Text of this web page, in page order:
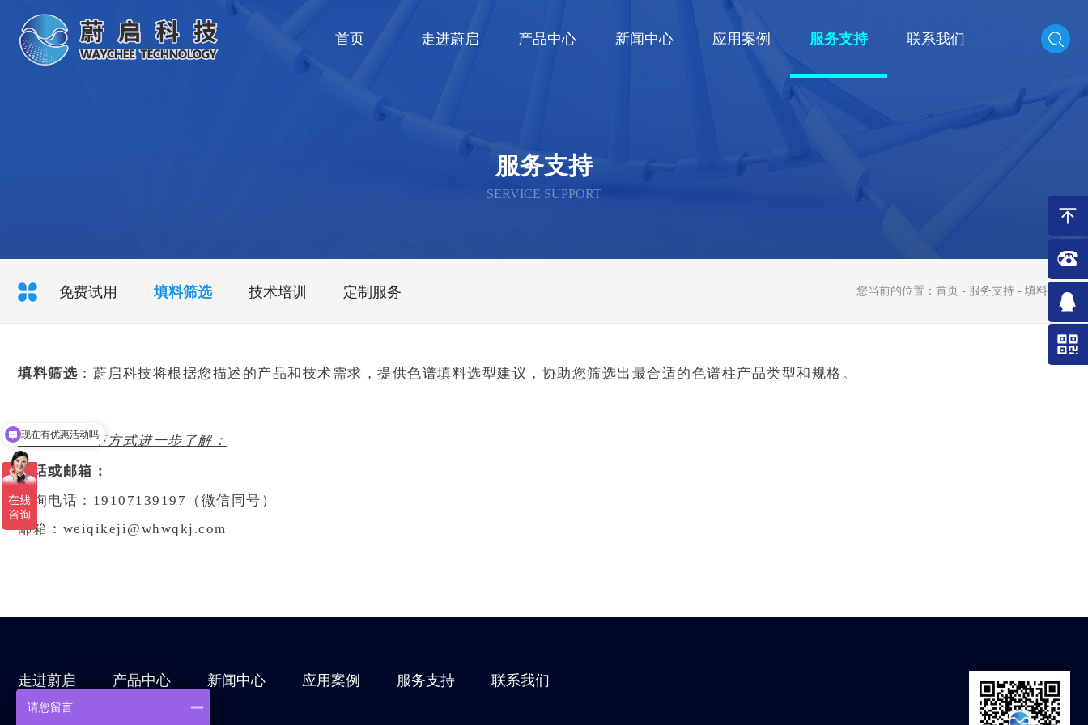
首页 走进蔚启 产品中心 新闻中心 应用案例 服务支持 联系我们
服务支持
SERVICE SUPPORT
免费试用 填料筛选 技术培训 定制服务 您当前的位置： 首页 - 服务支持 - 填料筛选
填料筛选 ：蔚启科技将根据您描述的产品和技术需求，提供色谱填料选型建议，协助您筛选出最合适的色谱柱产品类型和规格。
您可通过以下方式进一步了解：
电话或邮箱：
咨询电话：19107139197（微信同号）
邮箱：weiqikeji@whwqkj.com
走进蔚启 产品中心 新闻中心 应用案例 服务支持 联系我们
现在有优惠活动吗
请您留言